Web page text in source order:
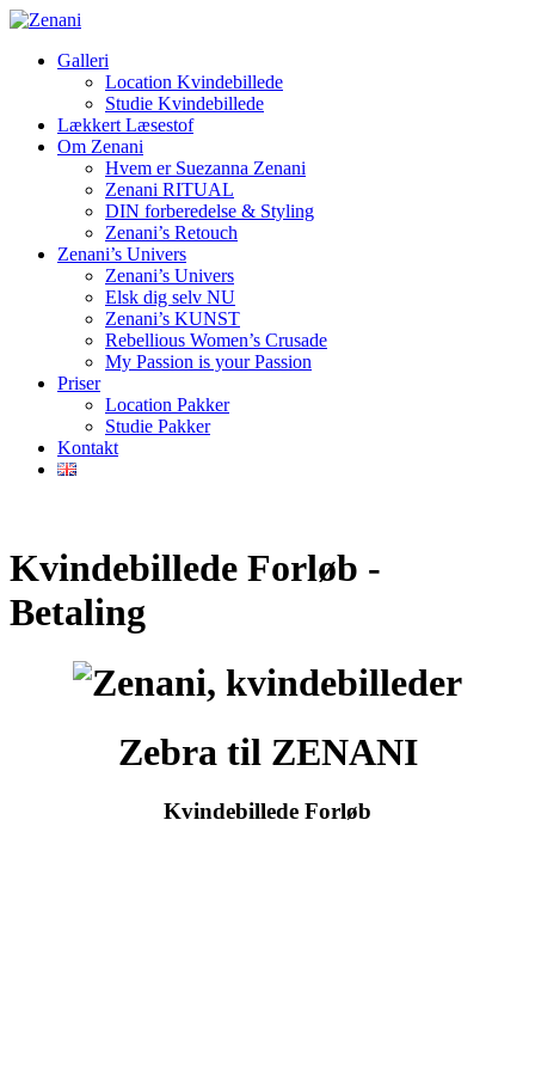
Galleri
Location Kvindebillede
Studie Kvindebillede
Lækkert Læsestof
Om Zenani
Hvem er Suezanna Zenani
Zenani RITUAL
DIN forberedelse & Styling
Zenani’s Retouch
Zenani’s Univers
Zenani’s Univers
Elsk dig selv NU
Zenani’s KUNST
Rebellious Women’s Crusade
My Passion is your Passion
Priser
Location Pakker
Studie Pakker
Kontakt
Kvindebillede Forløb -
Betaling
Zebra til ZENANI
Kvindebillede Forløb